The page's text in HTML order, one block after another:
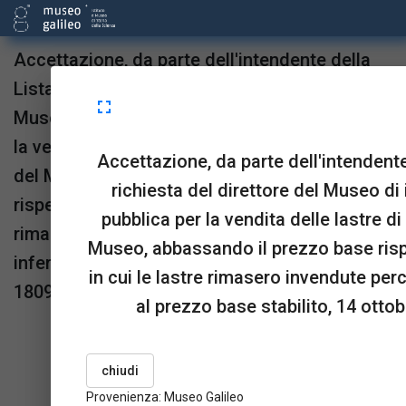
Accettazione, da parte dell'intendente della
Lista civile, della richiesta del direttore del
Museo di indire una nuova asta pubblica per
la vendita delle lastre di ottone di proprietà
del Museo, abbassando il prezzo base
rispetto all'asta precedente in cui le lastre
rimasero invendute perché l'offerta era
inferiore al prezzo base stabilito, 14 ottobre
1809.
upgrade
menu_bookBookReader
fullscreen
Accettazione, da parte
richiesta del direttore del Museo di
pubblica per la vendita delle lastre
Museo, abbassando il prezzo base
in cui le lastre rimasero invendute
al prezzo base stabilito, 14
chiudi
Provenienza: Museo Galileo